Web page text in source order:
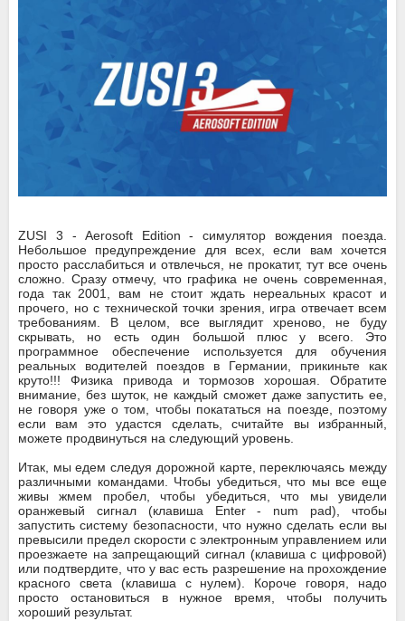
ZUSI 3 - Aerosoft Edition - симулятор вождения поезда.
Небольшое предупреждение для всех, если вам хочется
просто расслабиться и отвлечься, не прокатит, тут все очень
сложно. Сразу отмечу, что графика не очень современная,
года так 2001, вам не стоит ждать нереальных красот и
прочего, но с технической точки зрения, игра отвечает всем
требованиям. В целом, все выглядит хреново, не буду
скрывать, но есть один большой плюс у всего. Это
программное обеспечение используется для обучения
реальных водителей поездов в Германии, прикиньте как
круто!!! Физика привода и тормозов хорошая. Обратите
внимание, без шуток, не каждый сможет даже запустить ее,
не говоря уже о том, чтобы покататься на поезде, поэтому
если вам это удастся сделать, считайте вы избранный,
можете продвинуться на следующий уровень.
Итак, мы едем следуя дорожной карте, переключаясь между
различными командами. Чтобы убедиться, что мы все еще
живы жмем пробел, чтобы убедиться, что мы увидели
оранжевый сигнал (клавиша Enter - num pad), чтобы
запустить систему безопасности, что нужно cделать если вы
превысили предел скорости с электронным управлением или
проезжаете на запрещающий сигнал (клавиша с цифровой)
или подтвердите, что у вас есть разрешение на прохождение
красного света (клавиша с нулем). Короче говоря, надо
просто остановиться в нужное время, чтобы получить
хороший результат.